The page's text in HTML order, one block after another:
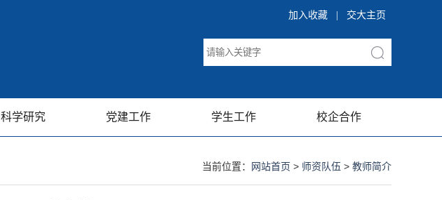
加入收藏 交大主页
科学研究 党建工作 学生工作 校企合作
当前位置： 网站首页 > 师资队伍 > 教师简介